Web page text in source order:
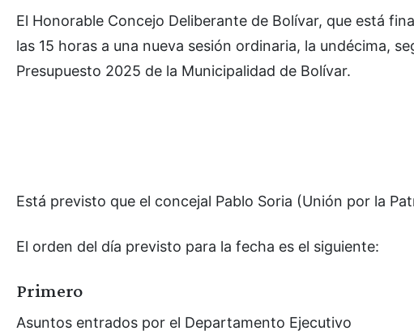
El Honorable Concejo Deliberante de Bolívar, que está
las 15 horas a una nueva sesión ordinaria, la undécima,
Presupuesto 2025 de la Municipalidad de Bolívar.
Está previsto que el concejal Pablo Soria (Unión por la
El orden del día previsto para la fecha es el siguiente:
Primero
Asuntos entrados por el Departamento Ejecutivo